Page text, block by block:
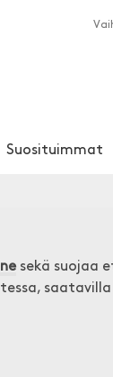
Suosituimmat
sekä suojaa